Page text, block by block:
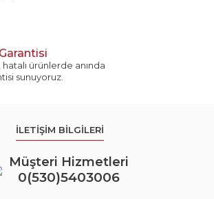
ürünlerde anında
sunuyoruz.
İLETİŞİM BİLGİLERİ
Müşteri Hizmetleri
0(530)5403006